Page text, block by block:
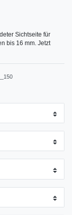
Sichtseite für
bis 16 mm. Jetzt